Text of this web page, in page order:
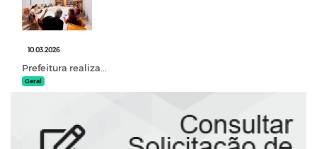
10.03.2026
Prefeitura realiza...
Geral